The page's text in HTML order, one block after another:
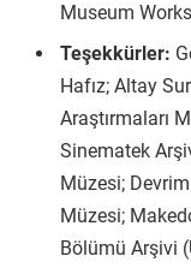
Museum
Teşekkürler:
Hafız; Altay
Araştırmaları
Sinematek
Müzesi;
Müzesi;
Bölümü Arşivi